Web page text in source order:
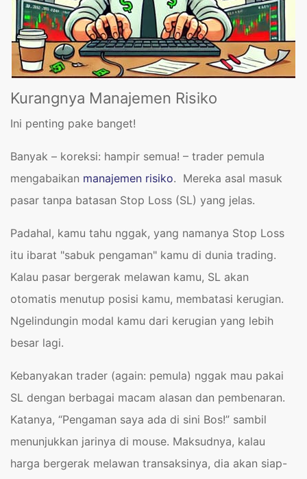
Kurangnya Manajemen Risiko
Ini penting pake banget!
Banyak – koreksi: hampir semua! – trader pemula
mengabaikan manajemen risiko. Mereka asal masuk
pasar tanpa batasan Stop Loss (SL) yang jelas.
Padahal, kamu tahu nggak, yang namanya Stop Loss
itu ibarat "sabuk pengaman" kamu di dunia trading.
Kalau pasar bergerak melawan kamu, SL akan
otomatis menutup posisi kamu, membatasi kerugian.
Ngelindungin modal kamu dari kerugian yang lebih
besar lagi.
Kebanyakan trader (again: pemula) nggak mau pakai
SL dengan berbagai macam alasan dan pembenaran.
Katanya, “Pengaman saya ada di sini Bos!” sambil
menunjukkan jarinya di mouse. Maksudnya, kalau
harga bergerak melawan transaksinya, dia akan siap-